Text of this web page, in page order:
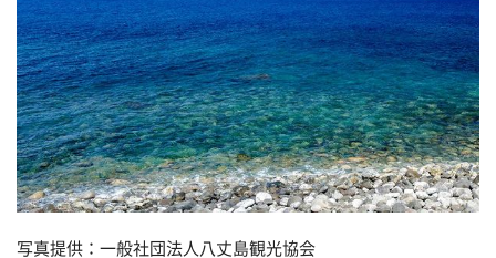
写真提供：一般社団法人八丈島観光協会